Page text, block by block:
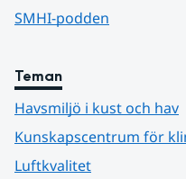
SMHI-podden
Teman
Havsmiljö i kust och hav
Kunskapscentrum för
Luftkvalitet